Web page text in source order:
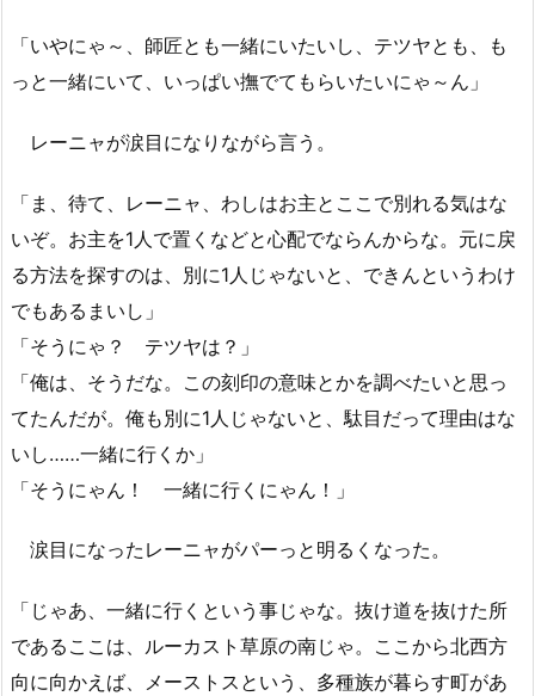
「いやにゃ～、師匠とも一緒にいたいし、テツヤとも、も
っと一緒にいて、いっぱい撫でてもらいたいにゃ～ん」
レーニャが涙目になりながら言う。
「ま、待て、レーニャ、わしはお主とここで別れる気はな
いぞ。お主を1人で置くなどと心配でならんからな。元に戻
る方法を探すのは、別に1人じゃないと、できんというわけ
でもあるまいし」
「そうにゃ？ テツヤは？」
「俺は、そうだな。この刻印の意味とかを調べたいと思っ
てたんだが。俺も別に1人じゃないと、駄目だって理由はな
いし……一緒に行くか」
「そうにゃん！ 一緒に行くにゃん！」
涙目になったレーニャがパーっと明るくなった。
「じゃあ、一緒に行くという事じゃな。抜け道を抜けた所
であるここは、ルーカスト草原の南じゃ。ここから北西方
向に向かえば、メーストスという、多種族が暮らす町があ